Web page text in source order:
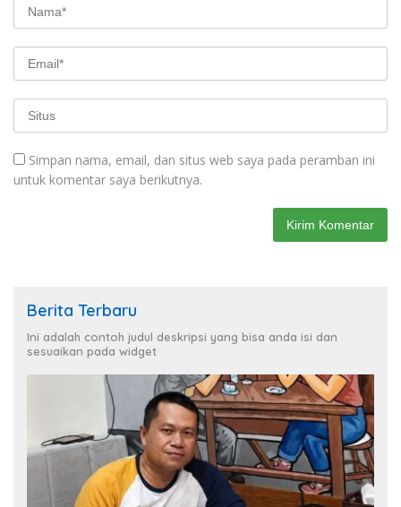
Simpan nama, email, dan situs web saya pada peramban ini
untuk komentar saya berikutnya.
Berita Terbaru
Ini adalah contoh judul deskripsi yang bisa anda isi dan
sesuaikan pada widget